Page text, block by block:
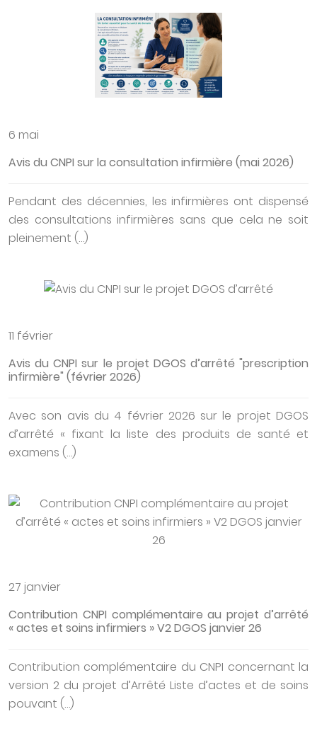
6 mai
Avis du CNPI sur la consultation infirmière (mai 2026)
Pendant des décennies, les infirmières ont dispensé
des consultations infirmières sans que cela ne soit
pleinement (…)
11 février
Avis du CNPI sur le projet DGOS d’arrêté "prescription
infirmière" (février 2026)
Avec son avis du 4 février 2026 sur le projet DGOS
d’arrêté « fixant la liste des produits de santé et
examens (…)
27 janvier
Contribution CNPI complémentaire au projet d’arrêté
« actes et soins infirmiers » V2 DGOS janvier 26
Contribution complémentaire du CNPI concernant la
version 2 du projet d’Arrêté Liste d’actes et de soins
pouvant (…)